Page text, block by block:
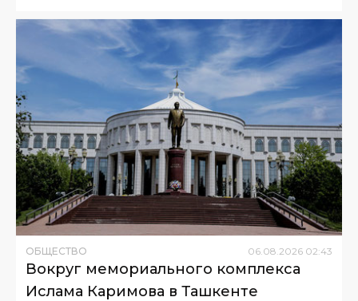
ОБЩЕСТВО 06 08 2026 02:43
Вокруг мемориального комплекса
Ислама Каримова в Ташкенте